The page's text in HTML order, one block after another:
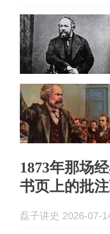
1873年那场
书页上的批
磊子讲史 2026-07-